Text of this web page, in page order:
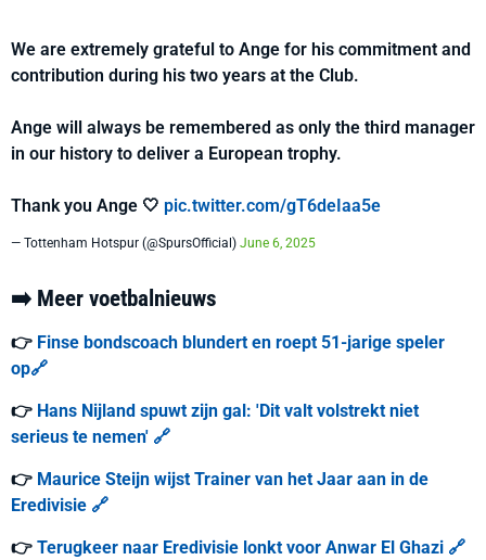
We are extremely grateful to Ange for his commitment and
contribution during his two years at the Club.
Ange will always be remembered as only the third manager
in our history to deliver a European trophy.
Thank you Ange 🤍 pic.twitter.com/gT6deIaa5e
— Tottenham Hotspur (@SpursOfficial) June 6, 2025
➡️ Meer voetbalnieuws
👉 Finse bondscoach blundert en roept 51-jarige speler
op🔗
👉 Hans Nijland spuwt zijn gal: 'Dit valt volstrekt niet
serieus te nemen' 🔗
👉 Maurice Steijn wijst Trainer van het Jaar aan in de
Eredivisie 🔗
👉 Terugkeer naar Eredivisie lonkt voor Anwar El Ghazi 🔗